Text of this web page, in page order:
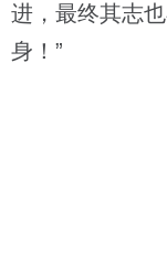
进，最终其志
身！”